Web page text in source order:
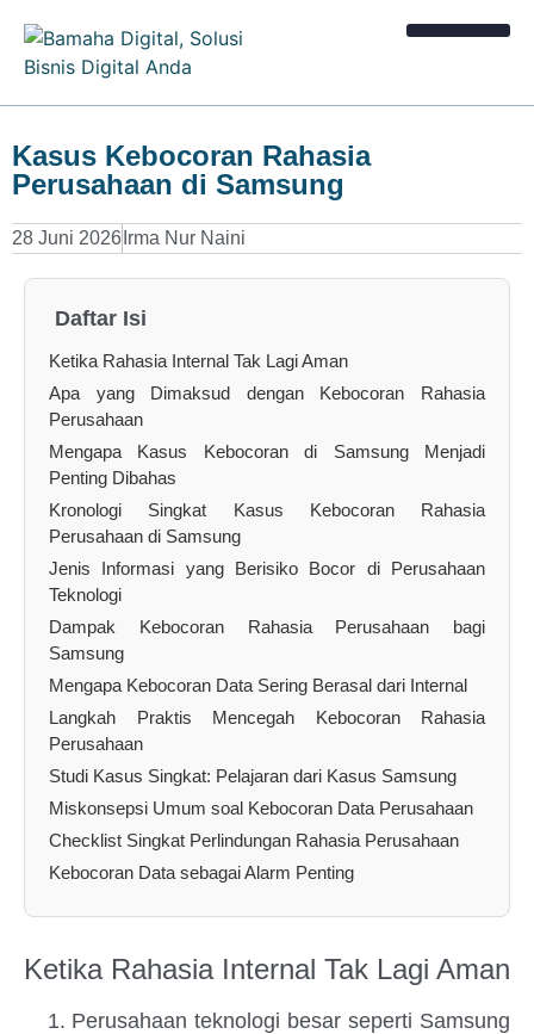
Kasus Kebocoran Rahasia
Perusahaan di Samsung
28 Juni 2026 Irma Nur Naini
Daftar Isi
Ketika Rahasia Internal Tak Lagi Aman
Apa yang Dimaksud dengan Kebocoran Rahasia
Perusahaan
Mengapa Kasus Kebocoran di Samsung Menjadi
Penting Dibahas
Kronologi Singkat Kasus Kebocoran Rahasia
Perusahaan di Samsung
Jenis Informasi yang Berisiko Bocor di Perusahaan
Teknologi
Dampak Kebocoran Rahasia Perusahaan bagi
Samsung
Mengapa Kebocoran Data Sering Berasal dari Internal
Langkah Praktis Mencegah Kebocoran Rahasia
Perusahaan
Studi Kasus Singkat: Pelajaran dari Kasus Samsung
Miskonsepsi Umum soal Kebocoran Data Perusahaan
Checklist Singkat Perlindungan Rahasia Perusahaan
Kebocoran Data sebagai Alarm Penting
Ketika Rahasia Internal Tak Lagi Aman
Perusahaan teknologi besar seperti Samsung